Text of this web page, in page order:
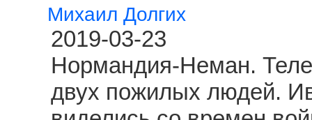
Михаил Долгих
2019-03-23
Нормандия-Неман.
двух пожилых людей.